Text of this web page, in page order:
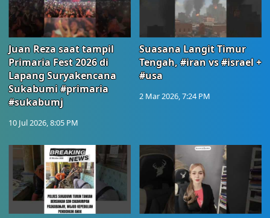
Juan Reza saat tampil
Primaria Fest 2026 di
Lapang Suryakencana
Sukabumi #primaria
#sukabumj
10 Jul 2026, 8:05 PM
Suasana Langit Timur
Tengah, #iran vs #israel +
#usa
2 Mar 2026, 7:24 PM